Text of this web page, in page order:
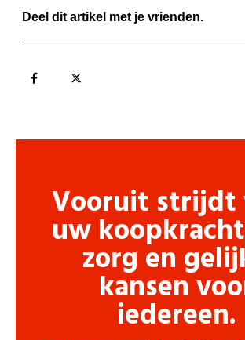
Deel dit artikel met je vrienden.
Vooruit strijdt
uw
zorg en
kansen
iedereen.